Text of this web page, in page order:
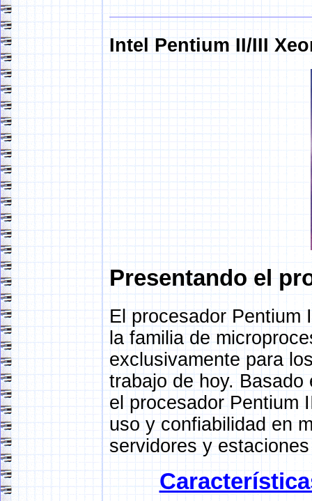
Intel Pentium II/III
Presentando el
El procesador Pentium
la familia de
exclusivamente para
trabajo de hoy.
el procesador Pentium
uso y confiabilidad en
servidores y